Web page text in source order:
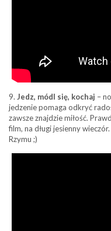
9. Jedz, módl się, kochaj –
jedzenie pomaga odkryć
zawsze znajdzie miłość.
film, na długi jesienny
Rzymu ;)